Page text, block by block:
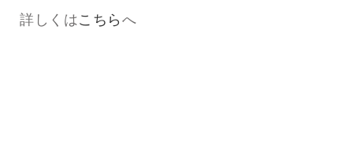
詳しくはこちらへ